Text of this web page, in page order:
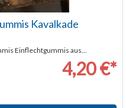
Kavalkade
Einflechtgummis aus...
4,20 €*